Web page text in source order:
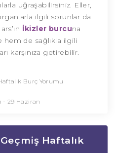
uğraşabilirsiniz. Eller,
ilgili sorunlar da
İkizler burcuna
hem de sağlıkla ilgili
karşınıza getirebilir.
Burç Yorumu
- 29 Haziran
Haftalık